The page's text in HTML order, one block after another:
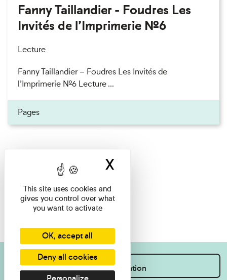
Fanny Taillandier - Foudres Les
Invités de l’Imprimerie n°6
Lecture
Fanny Taillandier – Foudres Les Invités de
l’Imprimerie n°6 Lecture ...
Pages
I want information
This site uses cookies and
gives you control over what
you want to activate
OK, accept all
Deny all cookies
X